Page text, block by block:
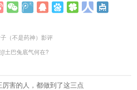
（不是药神）影评
土巴兔底气何在?
害的人，都做到了这三点